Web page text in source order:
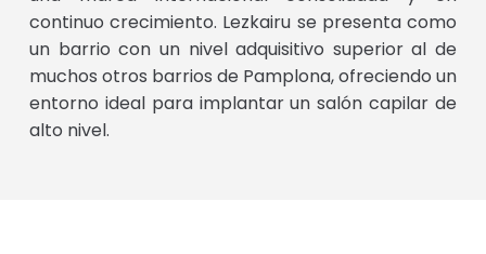
continuo crecimiento. Lezkairu se presenta como
un barrio con un nivel adquisitivo superior al de
muchos otros barrios de Pamplona, ofreciendo un
entorno ideal para implantar un salón capilar de
alto nivel.